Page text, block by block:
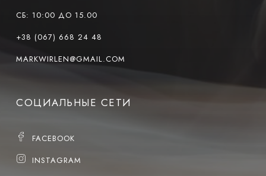
СБ: 10:00 ДО 15.00
+38 (067) 668 24 48
MARKWIRLEN@GMAIL.COM
СОЦИАЛЬНЫЕ СЕТИ
FACEBOOK
INSTAGRAM